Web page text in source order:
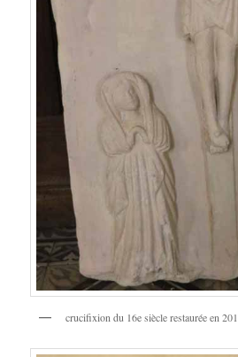
crucifixion du 16e siècle restaurée en